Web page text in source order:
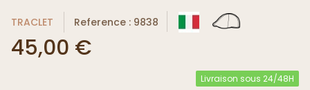
TRACLET Reference : 9838
45,00 €
Livraison sous 24/48H